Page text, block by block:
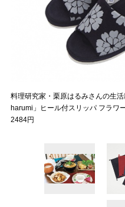
料理研究家・栗原はるみさんの生
harumi」ヒール付スリッパ フラワ
2484円